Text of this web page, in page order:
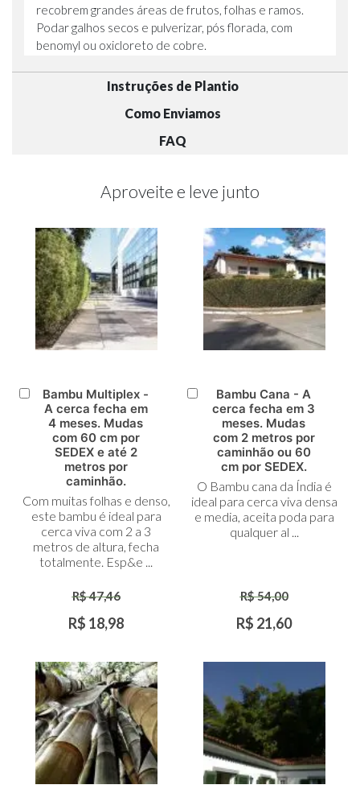
recobrem grandes áreas de frutos, folhas e ramos.
Podar galhos secos e pulverizar, pós florada, com
benomyl ou oxicloreto de cobre.
Instruções de Plantio
Como Enviamos
FAQ
Aproveite e leve junto
Adicionar
Carrinho
Bambu Multiplex -
A cerca fecha em
4 meses. Mudas
com 60 cm por
SEDEX e até 2
metros por
caminhão.
Com muitas folhas e denso,
este bambu é ideal para
cerca viva com 2 a 3
metros de altura, fecha
totalmente. Esp&e ...
R$ 47,46
R$ 18,98
Adicionar
Carrinho
Bambu Cana - A
cerca fecha em 3
meses. Mudas
com 2 metros por
caminhão ou 60
cm por SEDEX.
O Bambu cana da Índia é
ideal para cerca viva densa
e media, aceita poda para
qualquer al ...
R$ 54,00
R$ 21,60